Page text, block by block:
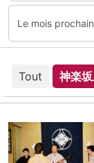
Le mois prochain
Tout 神楽